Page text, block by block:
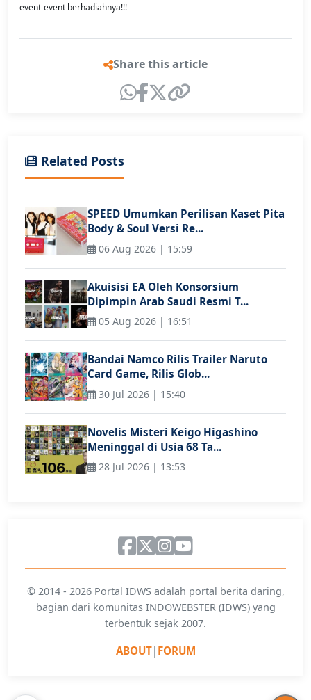
event-event berhadiahnya!!!
Share this article
Related Posts
SPEED Umumkan Perilisan Kaset Pita
Body & Soul Versi Re...
06 Aug 2026 | 15:59
Akuisisi EA Oleh Konsorsium
Dipimpin Arab Saudi Resmi T...
05 Aug 2026 | 16:51
Bandai Namco Rilis Trailer Naruto
Card Game, Rilis Glob...
30 Jul 2026 | 15:40
Novelis Misteri Keigo Higashino
Meninggal di Usia 68 Ta...
28 Jul 2026 | 13:53
© 2014 - 2026 Portal IDWS adalah portal berita daring,
bagian dari komunitas INDOWEBSTER (IDWS) yang
terbentuk sejak 2007.
ABOUT| FORUM